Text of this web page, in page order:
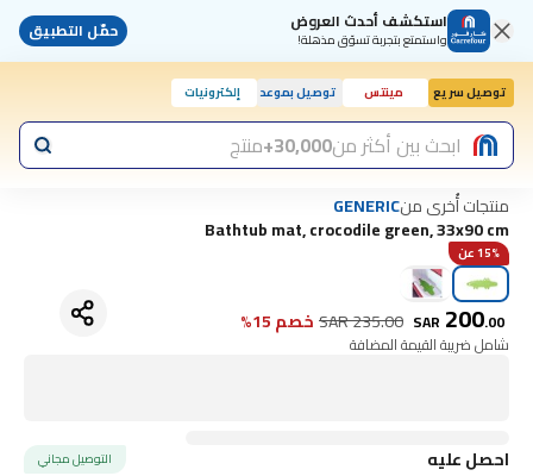
استكشف أحدث العروض
واستمتع بتجربة تسوّق مذهلة! حمّل التطبيق
توصيل سريع مينتس توصيل بموعد إلكترونيات
ابحث بين أكثر من30,000+ منتج
منتجات أُخرى منGENERIC
Bathtub mat, crocodile green, 33x90 cm
15% عن
SAR 200.00
SAR235.00 خصم 15%
شامل ضريبة القيمة المضافة
احصل عليه التوصيل مجاني